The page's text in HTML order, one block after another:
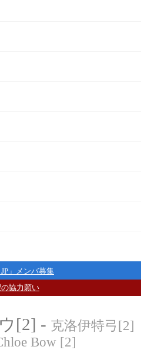
」メンバ募集
協力願い
[2] - 克洛伊特弓[2]
Bow [2]